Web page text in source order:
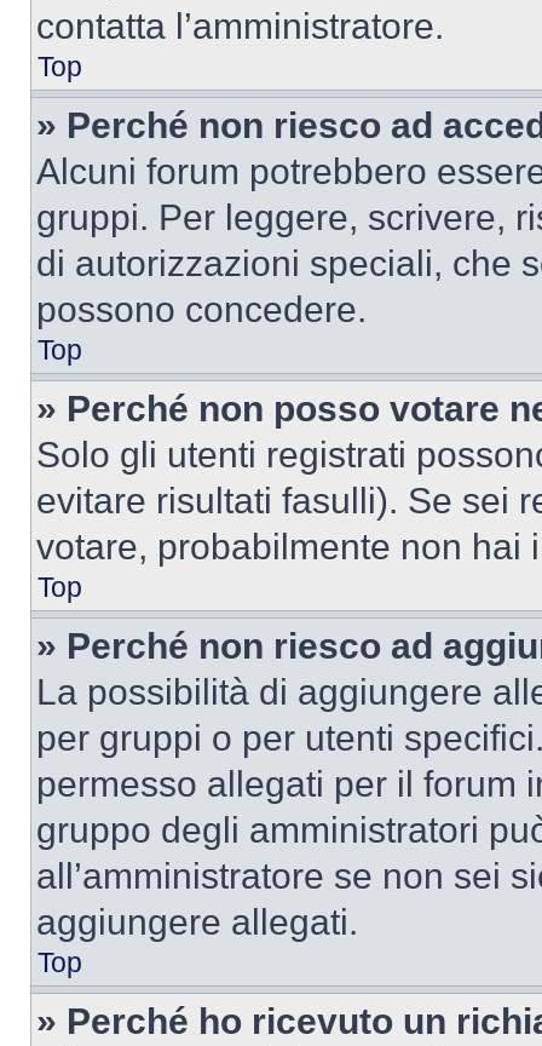
contatta l’amministratore.
Top
» Perché non riesco ad
Alcuni forum potrebbero
gruppi. Per leggere, scrivere,
di autorizzazioni speciali, che
possono concedere.
Top
» Perché non posso votare
Solo gli utenti registrati
evitare risultati fasulli). Se sei
votare, probabilmente non hai
Top
» Perché non riesco ad
La possibilità di aggiungere
per gruppi o per utenti
permesso allegati per il forum
gruppo degli amministratori
all’amministratore se non sei
aggiungere allegati.
Top
» Perché ho ricevuto un